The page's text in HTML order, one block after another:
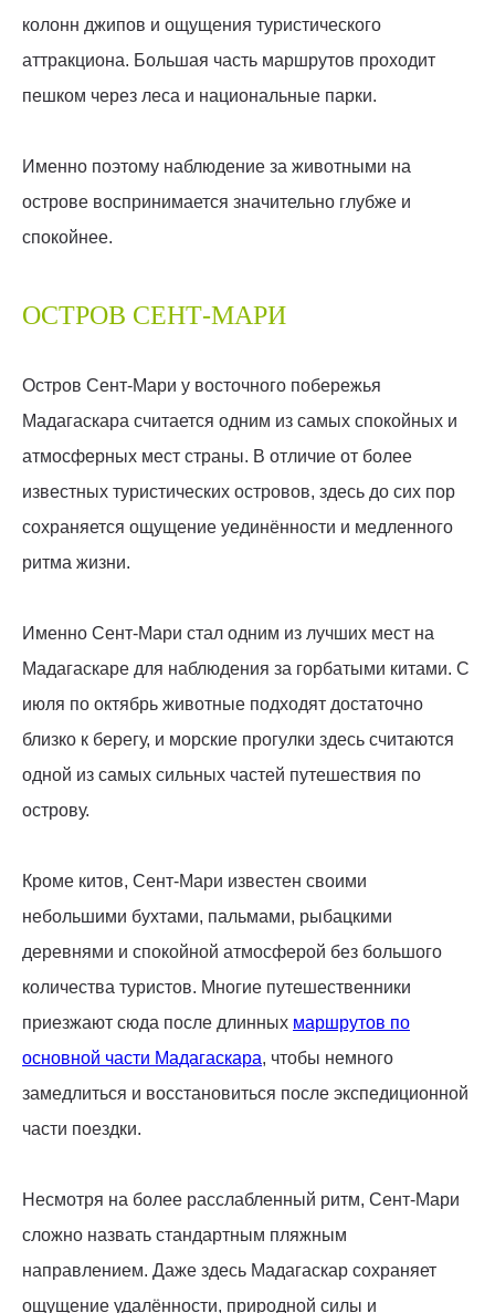
колонн джипов и ощущения туристического
аттракциона. Большая часть маршрутов проходит
пешком через леса и национальные парки.
Именно поэтому наблюдение за животными на
острове воспринимается значительно глубже и
спокойнее.
ОСТРОВ СЕНТ-МАРИ
Остров Сент-Мари у восточного побережья
Мадагаскара считается одним из самых спокойных и
атмосферных мест страны. В отличие от более
известных туристических островов, здесь до сих пор
сохраняется ощущение уединённости и медленного
ритма жизни.
Именно Сент-Мари стал одним из лучших мест на
Мадагаскаре для наблюдения за горбатыми китами. С
июля по октябрь животные подходят достаточно
близко к берегу, и морские прогулки здесь считаются
одной из самых сильных частей путешествия по
острову.
Кроме китов, Сент-Мари известен своими
небольшими бухтами, пальмами, рыбацкими
деревнями и спокойной атмосферой без большого
количества туристов. Многие путешественники
приезжают сюда после длинных маршрутов по
основной части Мадагаскара, чтобы немного
замедлиться и восстановиться после экспедиционной
части поездки.
Несмотря на более расслабленный ритм, Сент-Мари
сложно назвать стандартным пляжным
направлением. Даже здесь Мадагаскар сохраняет
ощущение удалённости, природной силы и